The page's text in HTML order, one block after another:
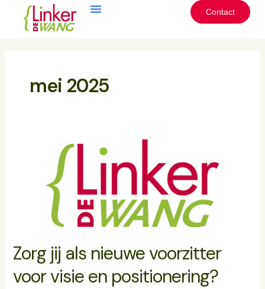
Contact
mei 2025
Zorg jij als nieuwe voorzitter
voor visie en positionering?
positionering?